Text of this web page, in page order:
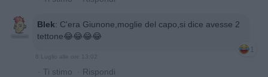
Blek: C'era Giunone,moglie del capo,si dice avesse 2
tettone😂😂😂😂
1
· Ti stimo · Rispondi